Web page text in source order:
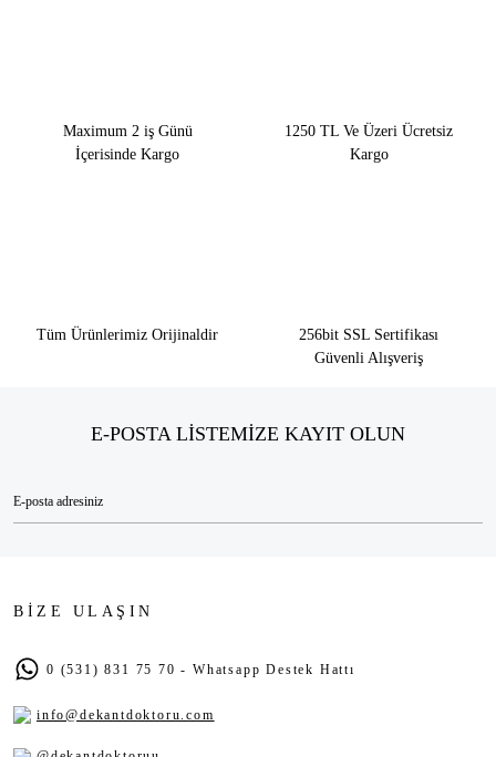
Maximum 2 iş Günü
İçerisinde Kargo
1250 TL Ve Üzeri Ücretsiz
Kargo
Tüm Ürünlerimiz Orijinaldir
256bit SSL Sertifikası
Güvenli Alışveriş
E-POSTA LİSTEMİZE KAYIT OLUN
BİZE ULAŞIN
0 (531) 831 75 70 - Whatsapp Destek Hattı
info@dekantdoktoru.com